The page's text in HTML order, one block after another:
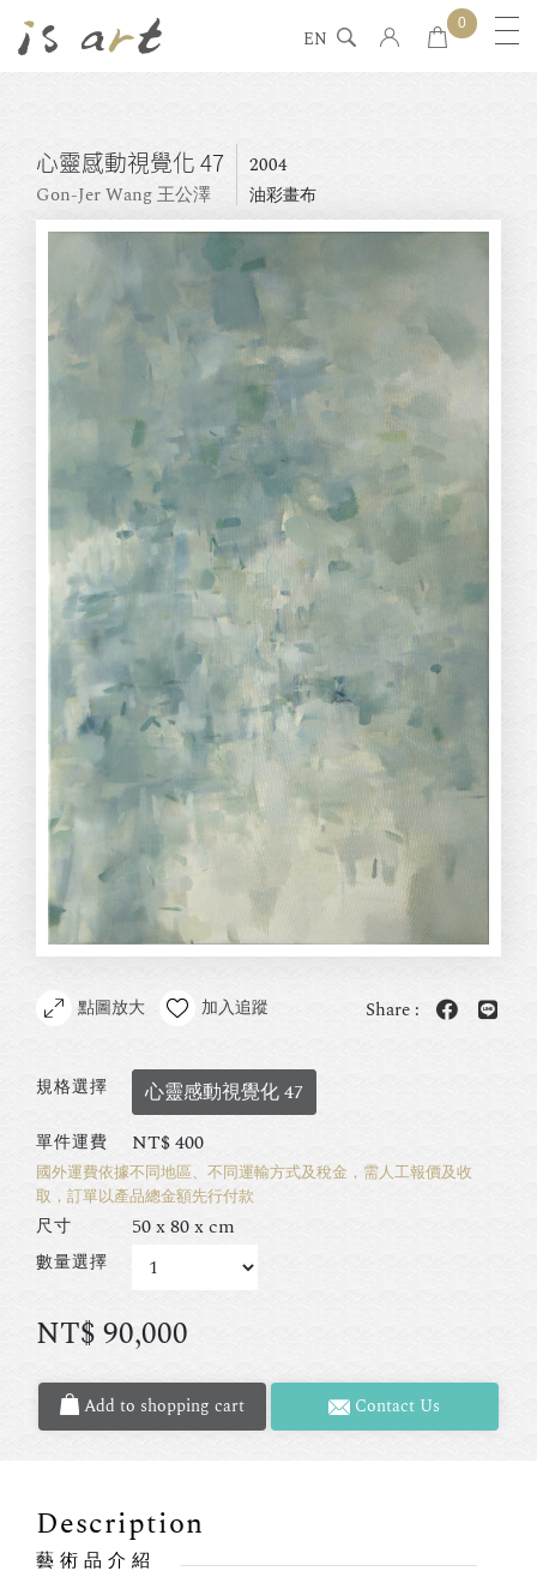
EN
0
心靈感動視覺化 47
Gon-Jer Wang 王公澤
2004
油彩畫布
點圖放大 加入追蹤 Share :
規格選擇 心靈感動視覺化 47
單件運費 NT$400
國外運費依據不同地區、不同運輸方式及稅金，需人工報價及收
取，訂單以產品總金額先行付款
尺寸 50 x 80 x cm
數量選擇
NT$90,000
Add to shopping cart Contact Us
Description
藝術品介紹